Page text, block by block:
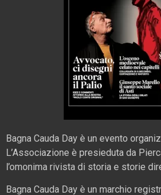
Bagna Cauda Day è un evento
L’Associazione è presieduta da
l’omonima rivista di storia e storie
Bagna Cauda Day è un marchio